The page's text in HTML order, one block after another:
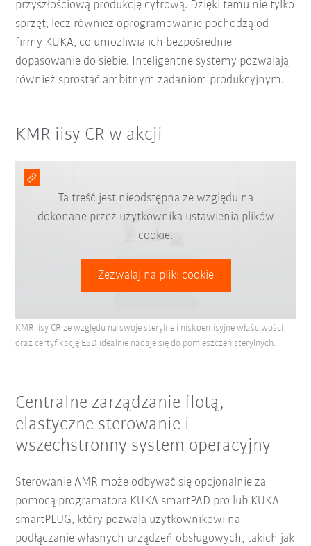
przyszłościową produkcję cyfrową. Dzięki temu nie tylko
sprzęt, lecz również oprogramowanie pochodzą od
firmy KUKA, co umożliwia ich bezpośrednie
dopasowanie do siebie. Inteligentne systemy pozwalają
również sprostać ambitnym zadaniom produkcyjnym.
KMR iisy CR w akcji
Ta treść jest nieodstępna ze względu na
dokonane przez użytkownika ustawienia plików
cookie.
Zezwalaj na pliki cookie
KMR iisy CR ze względu na swoje sterylne i niskoemisyjne właściwości
oraz certyfikację ESD idealnie nadaje się do pomieszczeń sterylnych.
Centralne zarządzanie flotą,
elastyczne sterowanie i
wszechstronny system operacyjny
Sterowanie AMR może odbywać się opcjonalnie za
pomocą programatora KUKA smartPAD pro lub KUKA
smartPLUG, który pozwala użytkownikowi na
podłączanie własnych urządzeń obsługowych, takich jak